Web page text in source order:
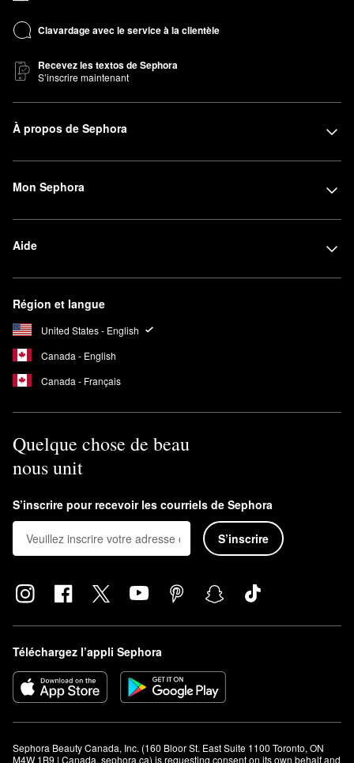
Clavardage avec le service à la clientèle
Recevez les textos de Sephora
S’inscrire maintenant
À propos de Sephora
Mon Sephora
Aide
Région et langue
United States - English
Canada - English
Canada - Français
Quelque chose de beau
nous unit
S’inscrire pour recevoir les courriels de Sephora
S’inscrire
Téléchargez l’appli Sephora
Sephora Beauty Canada, Inc. (160 Bloor St. East Suite 1100 Toronto, ON
M4W 1B9 | Canada, sephora.ca) is requesting consent on its own behalf and